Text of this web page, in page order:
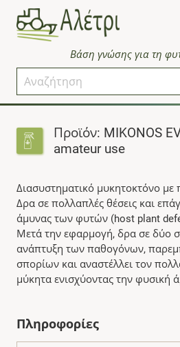
Βάση γνώσης για τη
Προϊόν: MIKONOS
amateur use
Διασυστηματικό μυκητοκτόνο
Δρα σε πολλαπλές θέσεις και
άμυνας των φυτών (host plant
Μετά την εφαρμογή, δρα σε δύο
ανάπτυξη των παθογόνων,
σπορίων και αναστέλλει τον
μύκητα ενισχύοντας την φυσική
Πληροφορίες